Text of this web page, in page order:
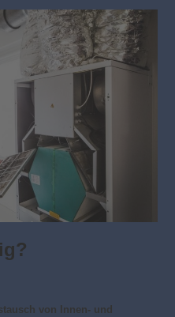
von Innen- und